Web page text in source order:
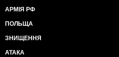
АРМІЯ РФ
ПОЛЬЩА
ЗНИЩЕННЯ
АТАКА